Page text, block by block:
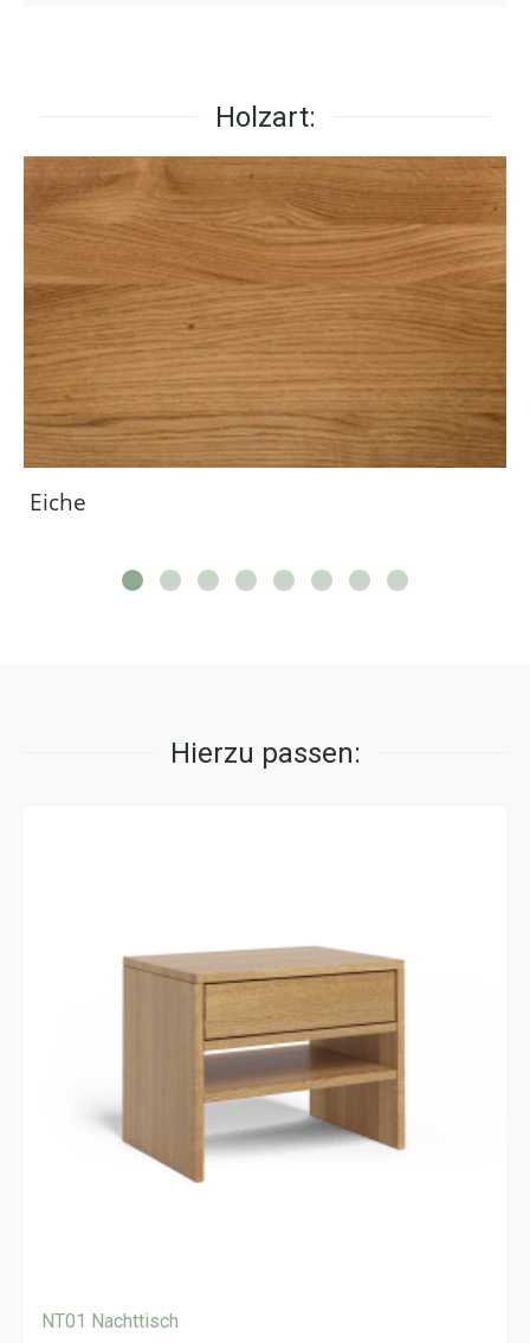
Holzart:
Eiche
Hierzu passen:
NT01 Nachttisch